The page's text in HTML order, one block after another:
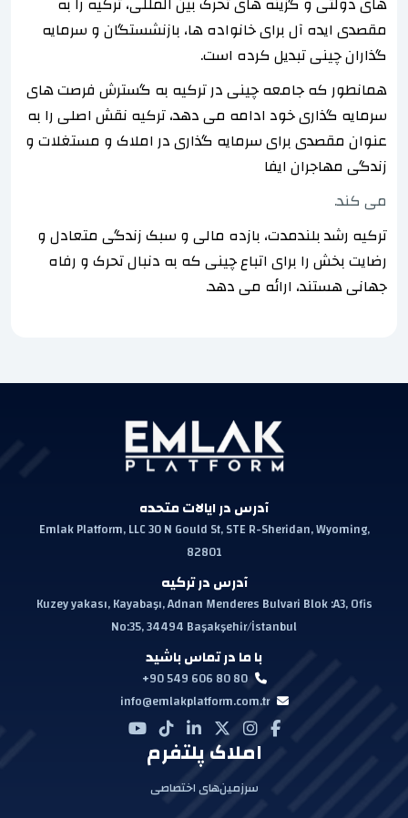
مقصدی ایده آل برای خانواده ها، بازنشستگان و سرمایه
گذاران چینی تبدیل کرده است.
همانطور که جامعه چینی در ترکیه به گسترش فرصت های
سرمایه گذاری خود ادامه می دهد، ترکیه نقش اصلی را به
عنوان مقصدی برای سرمایه گذاری در املاک و مستغلات و
زندگی مهاجران ایفا
می کند.
ترکیه رشد بلندمدت، بازده مالی و سبک زندگی متعادل و
رضایت بخش را برای اتباع چینی که به دنبال تحرک و رفاه
جهانی هستند، ارائه می دهد.
آدرس در ایالات متحده
Emlak Platform, LLC 30 N Gould St, STE R-Sheridan, Wyoming,
82801
آدرس در ترکیه
Kuzey yakası, Kayabaşı, Adnan Menderes Bulvari Blok :A3, Ofis
No:35, 34494 Başakşehir/İstanbul
با ما در تماس باشید
+90 549 606 80 80
info@emlakplatform.com.tr
املاک پلتفرم
سرزمین‌های اختصاصی